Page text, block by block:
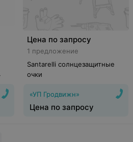
Цена по запросу
1 предложение
Santarelli солнцезащитные
очки
«УП Гродвижн»
Цена по запросу